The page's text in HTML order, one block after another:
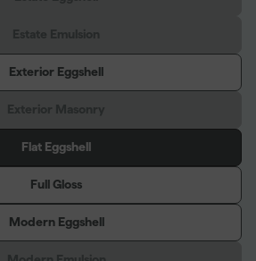
Exterior Eggshell
Flat Eggshell
Full Gloss
Modern Eggshell